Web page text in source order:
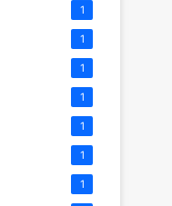
1
1
1
1
1
1
1